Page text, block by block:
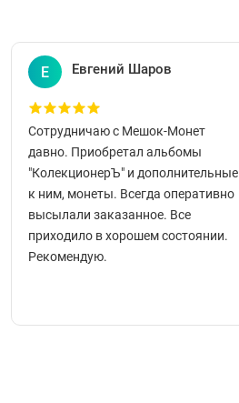
Е Евгений Шаров
Сотрудничаю с Мешок-Монет
давно. Приобретал альбомы
"КолекционерЪ" и дополнительные
к ним, монеты. Всегда оперативно
высылали заказанное. Все
приходило в хорошем состоянии.
Рекомендую.